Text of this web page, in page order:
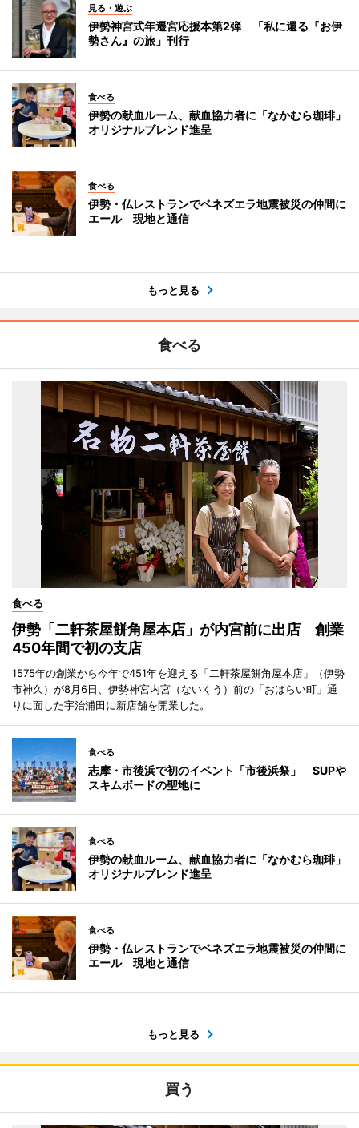
見る・遊ぶ
伊勢神宮式年遷宮応援本第2弾 「私に還る『お伊
勢さん』の旅」刊行
食べる
伊勢の献血ルーム、献血協力者に「なかむら珈琲」
オリジナルブレンド進呈
食べる
伊勢・仏レストランでベネズエラ地震被災の仲間に
エール 現地と通信
もっと見る
食べる
食べる
伊勢「二軒茶屋餅角屋本店」が内宮前に出店 創業
450年間で初の支店
1575年の創業から今年で451年を迎える「二軒茶屋餅角屋本店」（伊勢
市神久）が8月6日、伊勢神宮内宮（ないくう）前の「おはらい町」通
りに面した宇治浦田に新店舗を開業した。
食べる
志摩・市後浜で初のイベント「市後浜祭」 SUPや
スキムボードの聖地に
食べる
伊勢の献血ルーム、献血協力者に「なかむら珈琲」
オリジナルブレンド進呈
食べる
伊勢・仏レストランでベネズエラ地震被災の仲間に
エール 現地と通信
もっと見る
買う